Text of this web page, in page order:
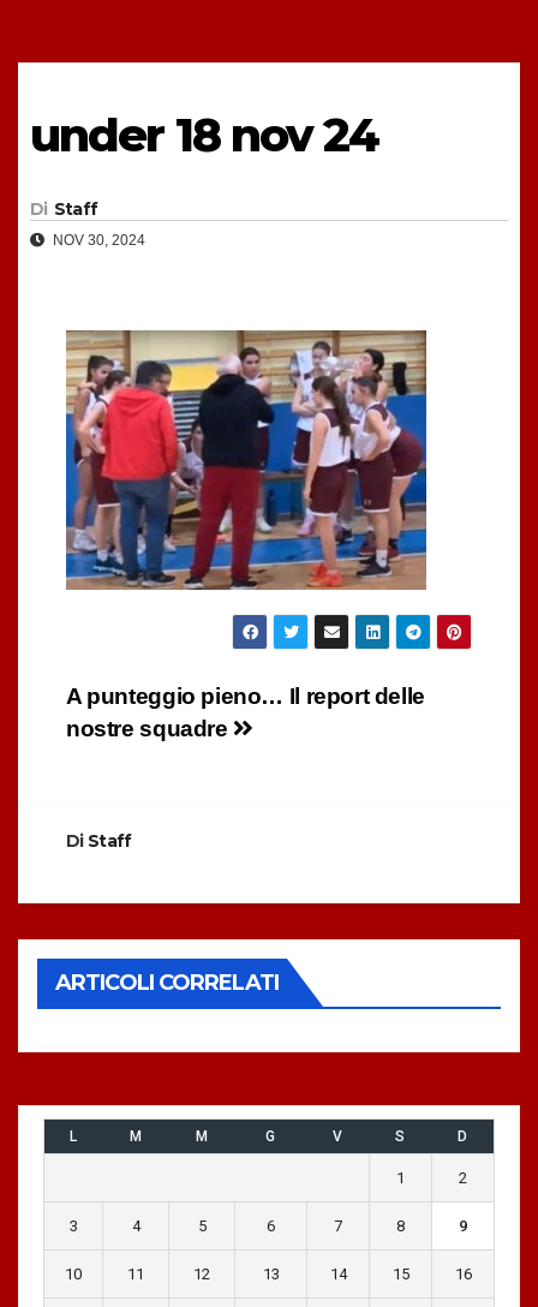
under 18 nov 24
Di Staff
NOV 30, 2024
Navigazione
articoli
A punteggio pieno… Il report delle
nostre squadre
Di Staff
ARTICOLI CORRELATI
L M M G V S D
1 2
3 4 5 6 7 8 9
10 11 12 13 14 15 16